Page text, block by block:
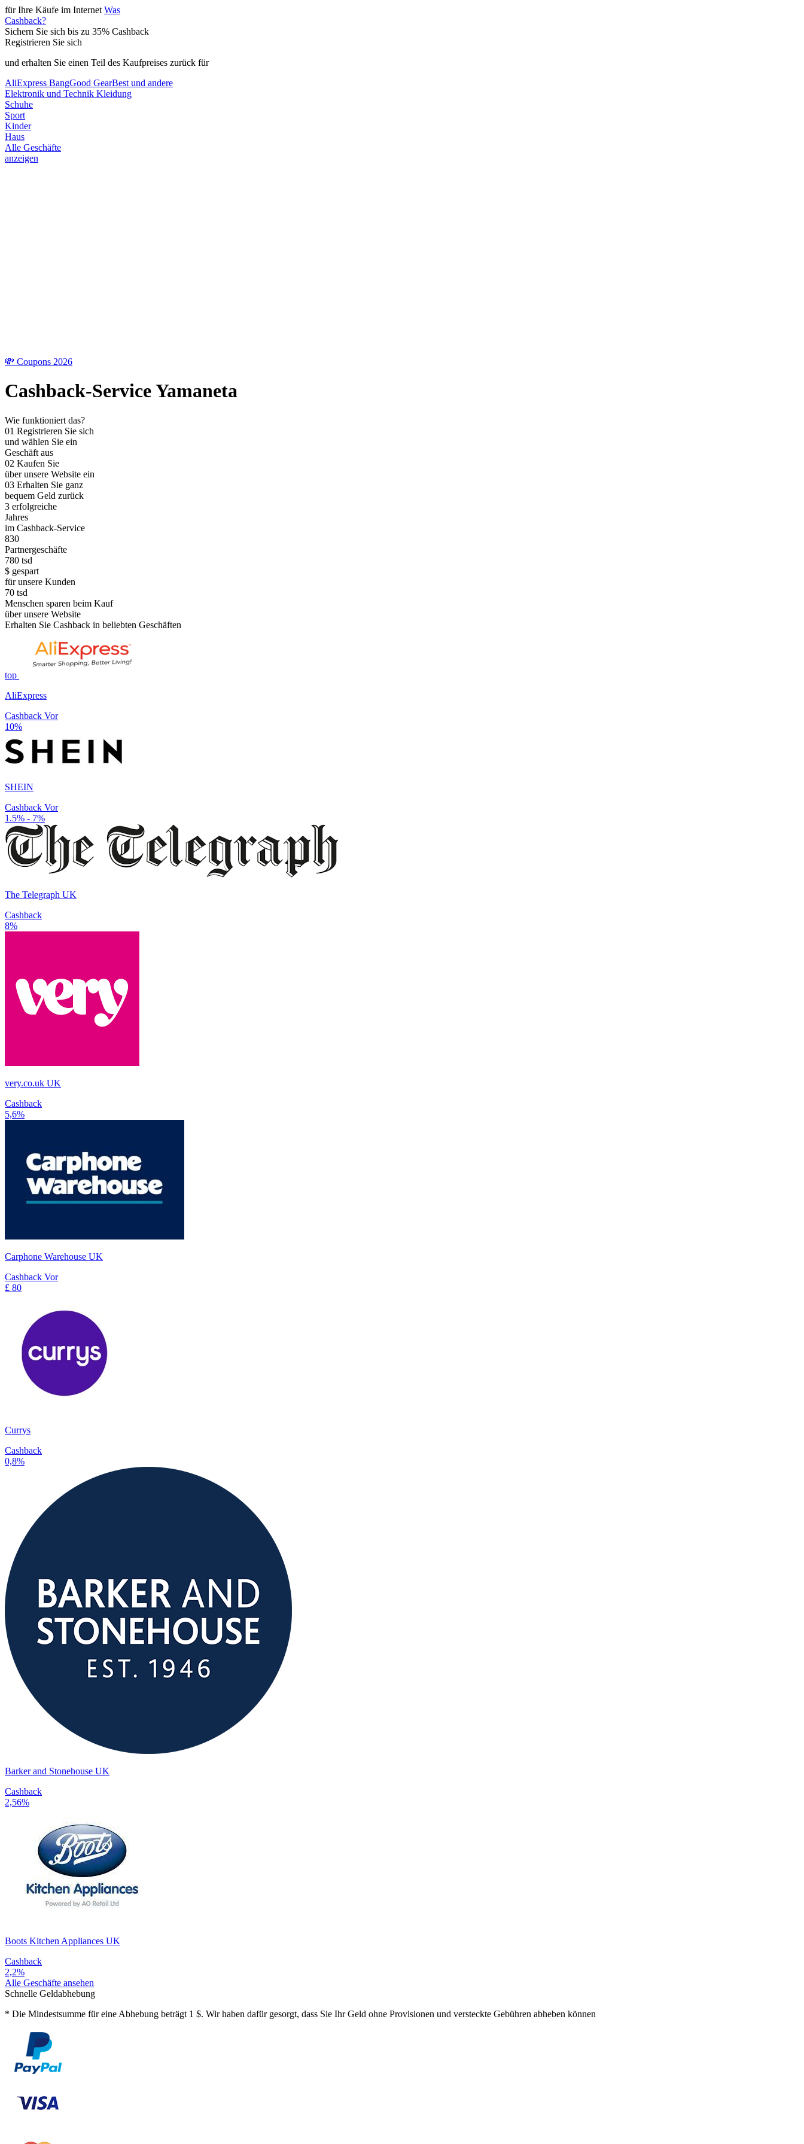
für Ihre Käufe im Internet Was
Cashback?
Sichern Sie sich bis zu 35% Cashback
Registrieren Sie sich
und erhalten Sie einen Teil des Kaufpreises zurück für
AliExpress BangGood GearBest und andere
Elektronik und Technik Kleidung
Schuhe
Sport
Kinder
Haus
Alle Geschäfte
anzeigen
💸 Coupons 2026
Cashback-Service Yamaneta
Wie funktioniert das?
01 Registrieren Sie sich
und wählen Sie ein
Geschäft aus
02 Kaufen Sie
über unsere Website ein
03 Erhalten Sie ganz
bequem Geld zurück
3 erfolgreiche
Jahres
im Cashback-Service
830
Partnergeschäfte
780 tsd
$ gespart
für unsere Kunden
70 tsd
Menschen sparen beim Kauf
über unsere Website
Erhalten Sie Cashback in beliebten Geschäften
top
AliExpress
Cashback Vor
10%
SHEIN
Cashback Vor
1.5% - 7%
The Telegraph UK
Cashback
8%
very.co.uk UK
Cashback
5,6%
Carphone Warehouse UK
Cashback Vor
£ 80
Currys
Cashback
0,8%
Barker and Stonehouse UK
Cashback
2,56%
Boots Kitchen Appliances UK
Cashback
2,2%
Alle Geschäfte ansehen
Schnelle Geldabhebung
* Die Mindestsumme für eine Abhebung beträgt 1 $. Wir haben dafür gesorgt, dass Sie Ihr Geld ohne Provisionen und versteckte Gebühren abheben können